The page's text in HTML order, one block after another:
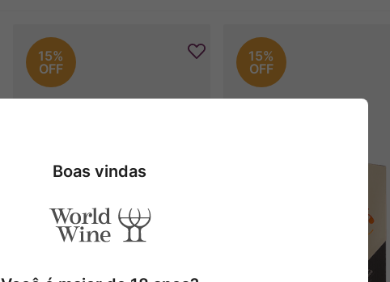
15%
OFF
15%
OFF
Boas vindas